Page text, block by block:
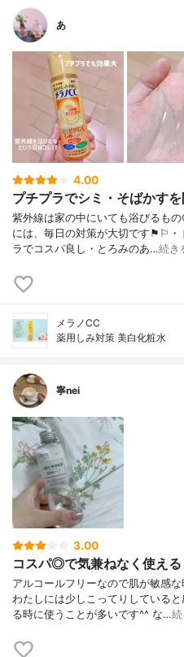
あ
4.00
プチプラでシミ・そばかすを
紫外線は家の中にいても浴びるも
には、毎日の対策が大切です⚑︎⚐︎・
ラでコスパ良し・とろみのあ…続き
メラノCC
薬用しみ対策 美白化粧水
寧nei
3.00
コスパ◎で気兼ねなく使える
アルコールフリーなので肌が敏感
わたしには少しこってりしている
る時に使うことが多いです^^ な…